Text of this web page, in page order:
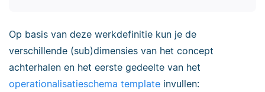
Op basis van deze werkdefinitie kun je de
verschillende (sub)dimensies van het concept
achterhalen en het eerste gedeelte van het
operationalisatieschema template invullen: